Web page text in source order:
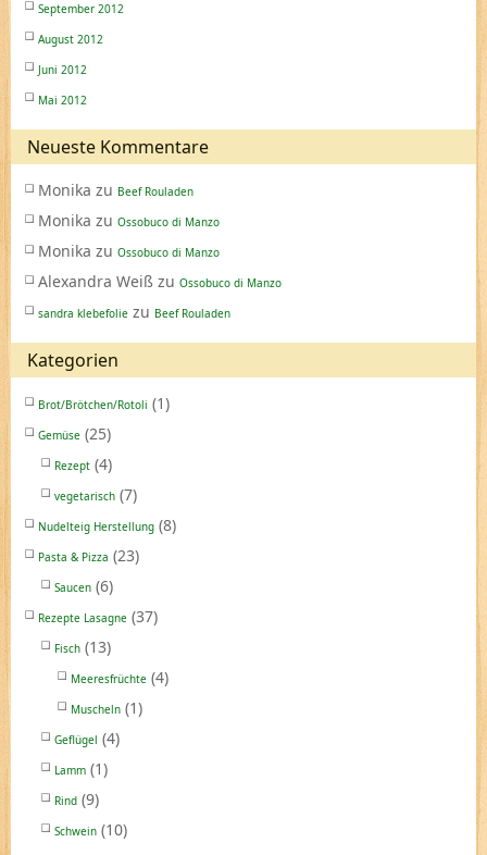
September 2012
August 2012
Juni 2012
Mai 2012
Neueste Kommentare
Monika zu Beef Rouladen
Monika zu Ossobuco di Manzo
Monika zu Ossobuco di Manzo
Alexandra Weiß zu Ossobuco di Manzo
sandra klebefolie zu Beef Rouladen
Kategorien
Brot/Brötchen/Rotoli (1)
Gemüse (25)
Rezept (4)
vegetarisch (7)
Nudelteig Herstellung (8)
Pasta & Pizza (23)
Saucen (6)
Rezepte Lasagne (37)
Fisch (13)
Meeresfrüchte (4)
Muscheln (1)
Geflügel (4)
Lamm (1)
Rind (9)
Schwein (10)